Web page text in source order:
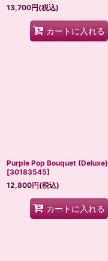
13,700円(税込)
カートに入れる
Purple Pop Bouquet (Deluxe)
[30183545]
12,800円(税込)
カートに入れる